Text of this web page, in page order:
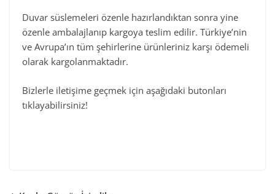
Duvar süslemeleri özenle hazırlandıktan sonra yine
özenle ambalajlanıp kargoya teslim edilir. Türkiye’nin
ve Avrupa’ın tüm şehirlerine ürünleriniz karşı ödemeli
olarak kargolanmaktadır.
Bizlerle iletişime geçmek için aşağıdaki butonları
tıklayabilirsiniz!